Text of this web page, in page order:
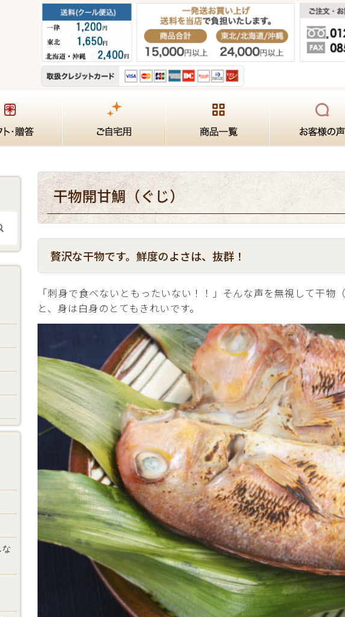
干物開甘鯛（ぐじ）
贅沢な干物です。鮮度のよさは、抜群！
「刺身で食べないともったいない！！」そんな声を無視して干
と、身は白身のとてもきれいです。
な